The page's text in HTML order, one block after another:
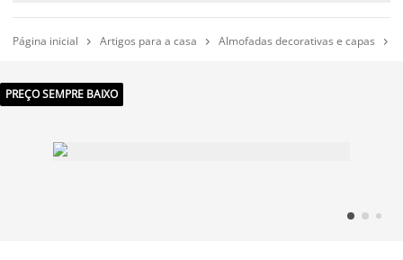
Página inicial  Artigos para a casa  Almofadas decorativas e capas 
PREÇO SEMPRE BAIXO